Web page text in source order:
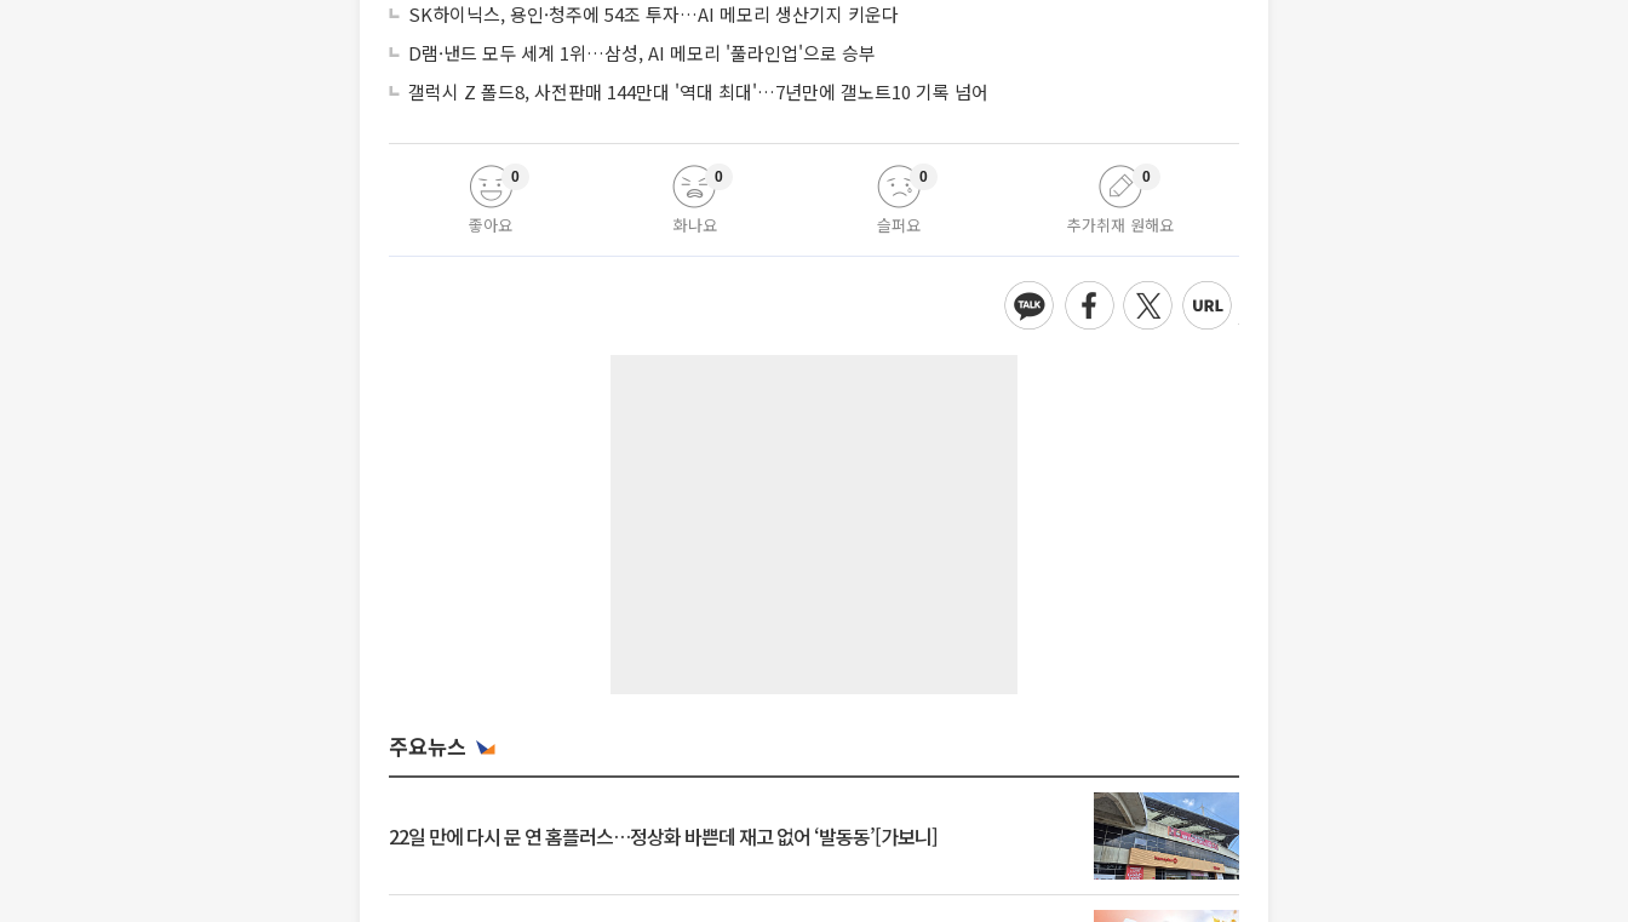
SK하이닉스, 용인·청주에 54조 투자…AI 메모리 생산기지 키운다
D램·낸드 모두 세계 1위…삼성, AI 메모리 '풀라인업'으로 승부
갤럭시 Z 폴드8, 사전판매 144만대 '역대 최대'…7년만에 갤노트10 기록 넘어
좋아요
0
화나요
0
슬퍼요
0
추가취재 원해요
0
주요뉴스
22일 만에 다시 문 연 홈플러스…정상화 바쁜데 재고 없어 ‘발동동’[가보니]